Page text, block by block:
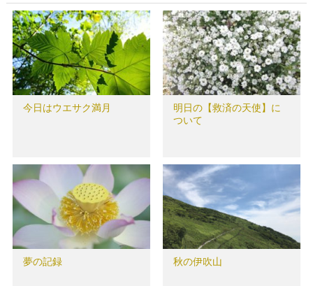
今日はウエサク満月
明日の【救済の天使】に
ついて
夢の記録 秋の伊吹山